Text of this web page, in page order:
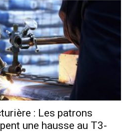
: Les patrons
une hausse au T3-